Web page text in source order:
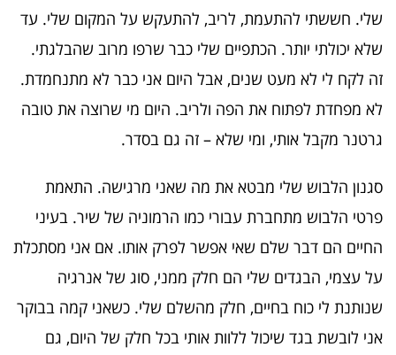
שלי. חששתי להתעמת, לריב, להתעקש על המקום שלי. עד
שלא יכולתי יותר. הכתפיים שלי כבר שרפו מרוב שהבלגתי.
זה לקח לי לא מעט שנים, אבל היום אני כבר לא מתנחמדת.
לא מפחדת לפתוח את הפה ולריב. היום מי שרוצה את טובה
גרטנר מקבל אותי, ומי שלא – זה גם בסדר.
סגנון הלבוש שלי מבטא את מה שאני מרגישה. התאמת
פרטי הלבוש מתחברת עבורי כמו הרמוניה של שיר. בעיני
החיים הם דבר שלם שאי אפשר לפרק אותו. אם אני מסתכלת
על עצמי, הבגדים שלי הם חלק ממני, סוג של אנרגיה
שנותנת לי כוח בחיים, חלק מהשלם שלי. כשאני קמה בבוקר
אני לובשת בגד שיכול ללוות אותי בכל חלק של היום, גם